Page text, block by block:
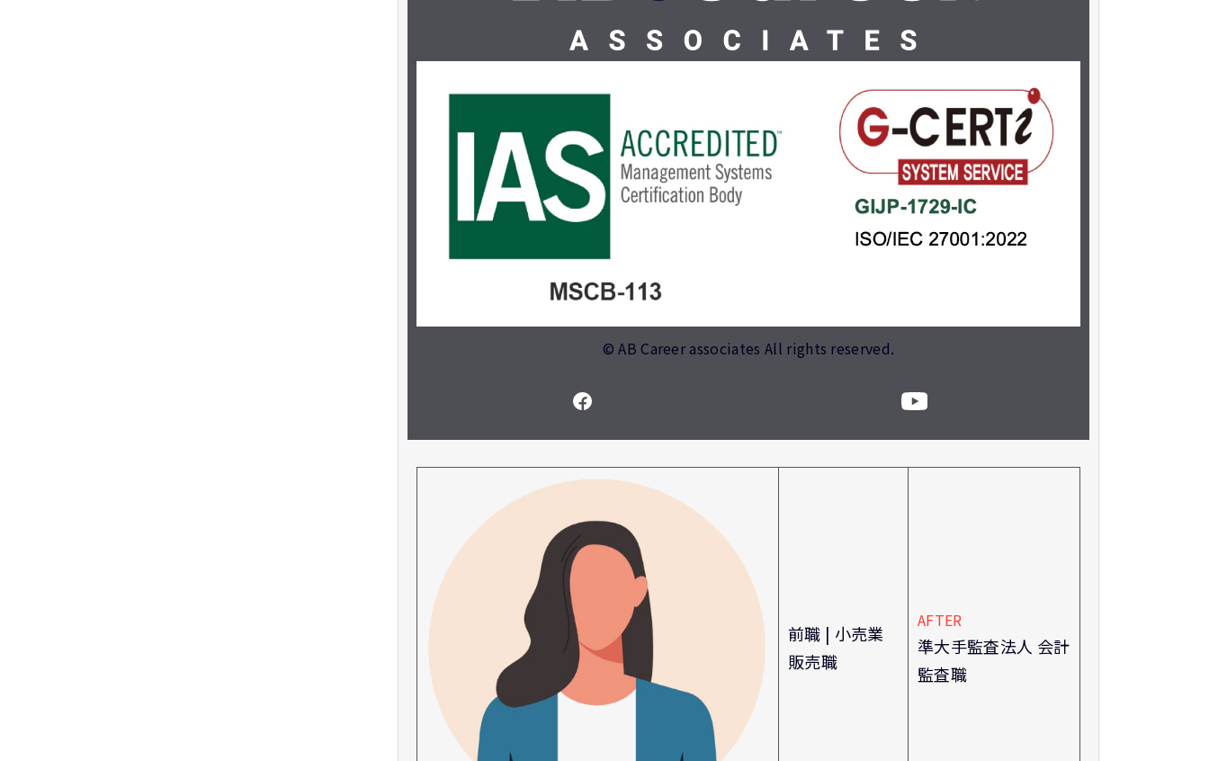
© AB Career associates All rights reserved.
前職 | 小売業
販売職
AFTER
準大手監査法人 会計
監査職